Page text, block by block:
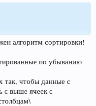
алгоритм сортировки!
по убыванию
так, чтобы данные с
с выше ячеек с